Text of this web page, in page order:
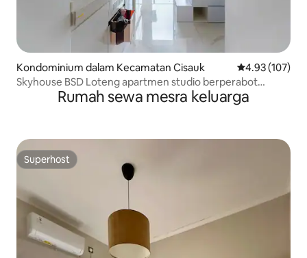
Kondominium dalam Kecamatan Cisauk Penarafan
4.93 (107)
Skyhouse BSD Loteng apartmen studio berperabot
Rumah sewa mesra keluarga
Superhost
Superhost